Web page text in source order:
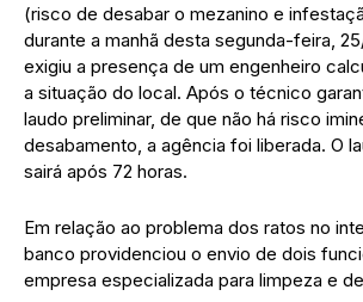
(risco de desabar o mezanino e
durante a manhã desta segunda-feira,
exigiu a presença de um engenheiro
a situação do local. Após o técnico
laudo preliminar, de que não há risco
desabamento, a agência foi liberada. O
sairá após 72 horas.
Em relação ao problema dos ratos no
banco providenciou o envio de dois
empresa especializada para limpeza e